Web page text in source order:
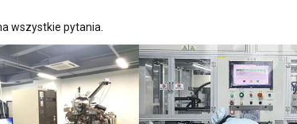
wszystkie pytania.